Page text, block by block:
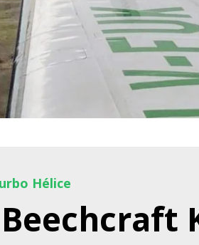
Hélice